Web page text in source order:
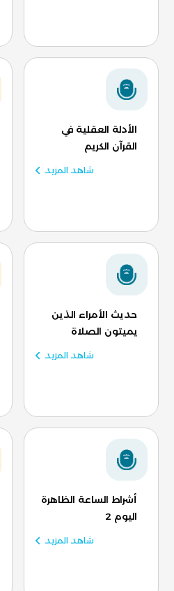
الأدلة العقلية في
القرآن الكريم
شاهد المزيد
حديث الأمراء الذين
يميتون الصلاة
شاهد المزيد
أشراط الساعة الظاهرة
اليوم 2
شاهد المزيد